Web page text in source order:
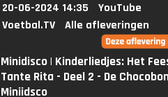
20-06-2024 14:35
YouTube
Voetbal.TV
Alle afleveringen
Minidisco | Kinderliedjes: Het
Tante Rita - Deel 2 - De
Miniidsco